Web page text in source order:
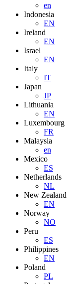
en
Indonesia
EN
Ireland
EN
Israel
EN
Italy
IT
Japan
JP
Lithuania
EN
Luxembourg
FR
Malaysia
en
Mexico
ES
Netherlands
NL
New Zealand
EN
Norway
NO
Peru
ES
Philippines
EN
Poland
PL